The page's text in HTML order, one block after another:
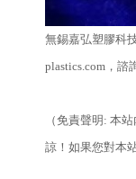
無錫嘉弘塑膠科
plastics.com，諮
（免責聲明: 本
諒！如果您對本